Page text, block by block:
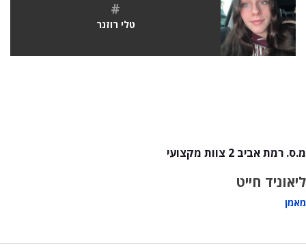
#
טלי רוזנר
מ.ס. רמת אביב 2 צוות מקצועי
ליאוניד חייט
מאמן